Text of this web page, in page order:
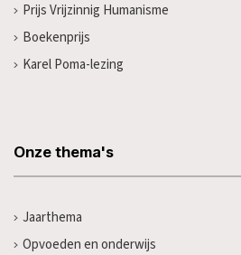
Prijs Vrijzinnig Humanisme
Boekenprijs
Karel Poma-lezing
Onze thema's
Jaarthema
Opvoeden en onderwijs